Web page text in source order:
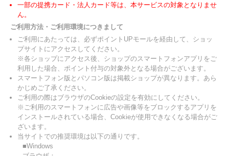
一部の提携カード・法人カード等は、本サービスの対象となりませ
ん。
ご利用方法・ご利用環境につきまして
ご利用にあたっては、必ずポイントUPモールを経由して、ショッ
プサイトにアクセスしてください。
※各ショップにアクセス後、ショップのスマートフォンアプリをご
利用した場合、ポイント付与の対象外となる場合がございます。
スマートフォン版とパソコン版は掲載ショップが異なります。あら
かじめご了承ください。
ご利用の際はブラウザのCookieの設定を有効にしてください。
※ご利用のスマートフォンに広告や画像等をブロックするアプリを
インストールされている場合、Cookieが使用できなくなる場合がご
ざいます。
当サイトでの推奨環境は以下の通りです。
■Windows